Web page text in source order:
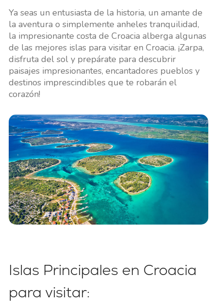
Ya seas un entusiasta de la historia, un amante de
la aventura o simplemente anheles tranquilidad,
la impresionante costa de Croacia alberga algunas
de las mejores islas para visitar en Croacia. ¡Zarpa,
disfruta del sol y prepárate para descubrir
paisajes impresionantes, encantadores pueblos y
destinos imprescindibles que te robarán el
corazón!
Islas Principales en Croacia
para visitar: